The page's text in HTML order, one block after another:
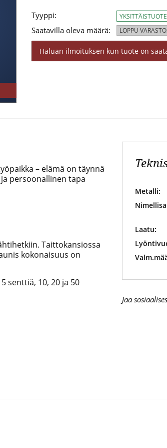
Tyyppi:
Saatavilla oleva määrä:
YKSITTÄISTUOTE
LOPPU
Haluan ilmoituksen kun tuote on
– elämä on täynnä
persoonallinen tapa
Taittokansiossa
kokonaisuus on
senttiä, 10, 20 ja 50
Metalli:
Laatu:
Jaa